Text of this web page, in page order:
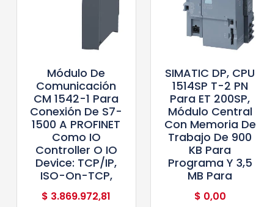
Módulo De
Comunicación
CM 1542-1 Para
Conexión De S7-
1500 A PROFINET
Como IO
Controller O IO
Device: TCP/IP,
ISO-On-TCP,
$ 3.869.972,81
SIMATIC DP, CPU
1514SP T-2 PN
Para ET 200SP,
Módulo Central
Con Memoria De
Trabajo De 900
KB Para
Programa Y 3,5
MB Para
$ 0,00